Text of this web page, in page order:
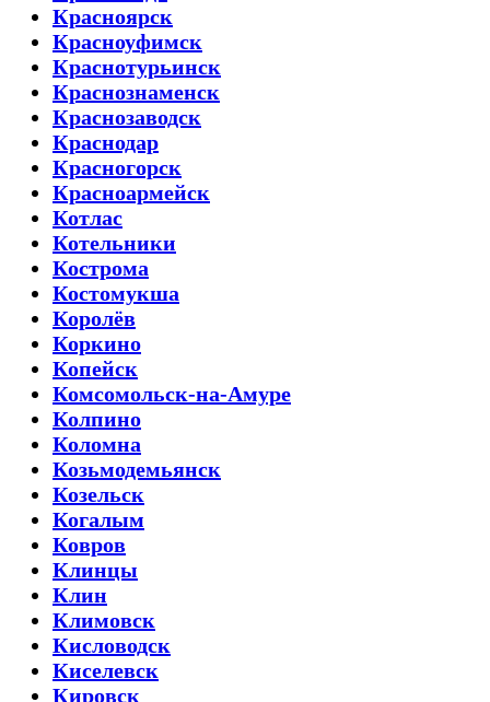
Красноярск
Красноуфимск
Краснотурьинск
Краснознаменск
Краснозаводск
Краснодар
Красногорск
Красноармейск
Котлас
Котельники
Кострома
Костомукша
Королёв
Коркино
Копейск
Комсомольск-на-Амуре
Колпино
Коломна
Козьмодемьянск
Козельск
Когалым
Ковров
Клинцы
Клин
Климовск
Кисловодск
Киселевск
Кировск